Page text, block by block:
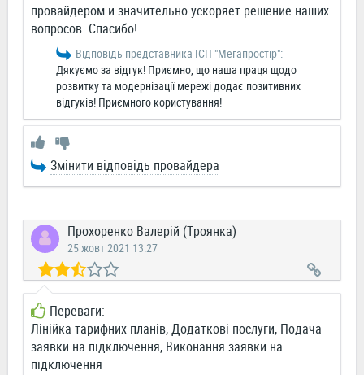
провайдером и значительно ускоряет решение наших
вопросов. Спасибо!
Відповідь представника ІСП "Мегапростiр":
Дякуємо за відгук! Приємно, що наша праця щодо
розвитку та модернізації мережі додає позитивних
відгуків! Приємного користування!
Змінити відповідь провайдера
Прохоренко Валерій (Троянка)
25 жовт 2021 13:27
Переваги:
Лінійка тарифних планів, Додаткові послуги, Подача
заявки на підключення, Виконання заявки на
підключення